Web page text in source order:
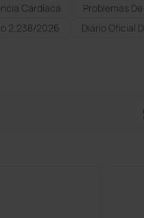
Cardíaca Problemas
2.238/2026
Diário Oficial